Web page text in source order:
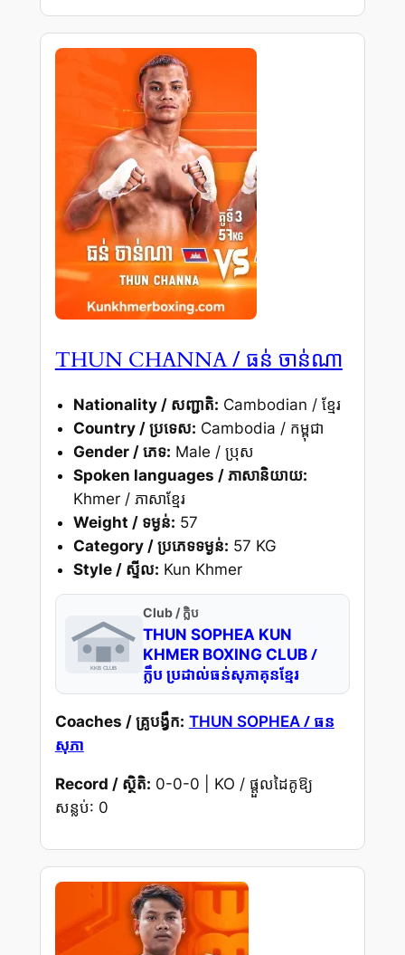
THUN CHANNA/ ធន់ ចាន់ណា
Nationality / សញ្ជាតិ: Cambodian / ខ្មែរ
Country / ប្រទេស: Cambodia / កម្ពុជា
Gender / ភេទ: Male / ប្រុស
Spoken languages / ភាសានិយាយ:
Khmer / ភាសាខ្មែរ
Weight / ទម្ងន់: 57
Category / ប្រភេទទម្ងន់: 57 KG
Style / ស្ទីល: Kun Khmer
Club / ក្លិប
THUN SOPHEA KUN
KHMER BOXING CLUB /
ក្លឹប ប្រដាល់ធន់សុភាគុនខ្មែរ
Coaches / គ្រូបង្វឹក: THUN SOPHEA / ធន
សុភា
Record / ស្ថិតិ: 0-0-0 | KO / ផ្តួលដៃគូឱ្យ
សន្លប់: 0